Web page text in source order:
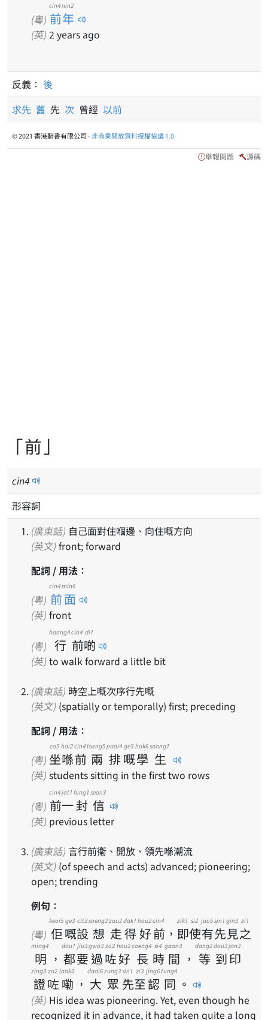
(粵) 前年
cin4 nin2
(英) 2 years ago
反義： 後
求先 舊 先 次 曾經 以前
© 2021 香港辭書有限公司 -非商業開放資料授權協議 1.0
舉報問題 源碼
「前」
cin4
形容詞
(廣東話) 自己面對住嗰邊、向住嘅方向
(英文) front; forward
配詞 / 用法：
(粵) 前面
cin4 min6
(英) front
(粵) 行
haang4
前
cin4
啲
di1
(英) to walk forward a little bit
(廣東話) 時空上嘅次序行先嘅
(英文) (spatially or temporally) first; preceding
配詞 / 用法：
(粵) 坐
co5
喺
hai2
前
cin4
兩
loeng5
排
paai4
嘅
ge3
學
hok6
生
saang1
(英) students sitting in the first two rows
(粵) 前
cin4
一
jat1
封
fung1
信
seon3
(英) previous letter
(廣東話) 言行前衞、開放、領先喺潮流
(英文)
open; trending
例句：
(粵) 佢
keoi5
嘅
ge3
設
cit3
想
soeng2
走
zau2
得
dak1
好
hou2
前
cin4
， 即
zik1
使
si2
有
jau5
先
sin1
見
gin3
之
zi1
明
ming4
， 都
dou1
要
jiu3
過
gwo3
咗
zo2
好
hou2
長
coeng4
時
si4
間
gaan3
， 等
dang2
到
dou3
印
jan3
證
zing3
咗
zo2
嘞
laak3
， 大
daai6
眾
zung3
先
sin1
至
zi3
認
jing6
同
tung4
。
(英) His idea was pioneering. Yet, even though he
recognized it in advance, it had taken quite a long